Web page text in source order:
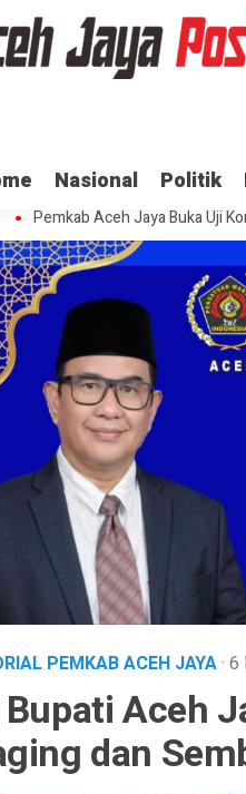
Nasional Politik
Ratusan ASN di Aceh Jaya
Dua Oknum Anggota Polda
Pemkab Aceh Jaya Buka Uji
PEMKAB ACEH JAYA·
Aceh
dan